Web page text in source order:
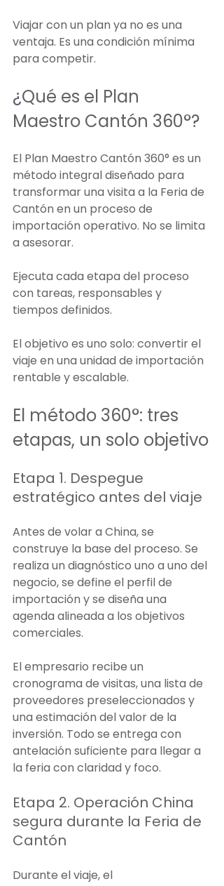
Viajar con un plan ya no es una
ventaja. Es una condición mínima
para competir.
¿Qué es el Plan
Maestro Cantón 360°?
El Plan Maestro Cantón 360° es un
método integral diseñado para
transformar una visita a la Feria de
Cantón en un proceso de
importación operativo. No se limita
a asesorar.
Ejecuta cada etapa del proceso
con tareas, responsables y
tiempos definidos.
El objetivo es uno solo: convertir el
viaje en una unidad de importación
rentable y escalable.
El método 360°: tres
etapas, un solo objetivo
Etapa 1. Despegue
estratégico antes del viaje
Antes de volar a China, se
construye la base del proceso. Se
realiza un diagnóstico uno a uno del
negocio, se define el perfil de
importación y se diseña una
agenda alineada a los objetivos
comerciales.
El empresario recibe un
cronograma de visitas, una lista de
proveedores preseleccionados y
una estimación del valor de la
inversión. Todo se entrega con
antelación suficiente para llegar a
la feria con claridad y foco.
Etapa 2. Operación China
segura durante la Feria de
Cantón
Durante el viaje, el